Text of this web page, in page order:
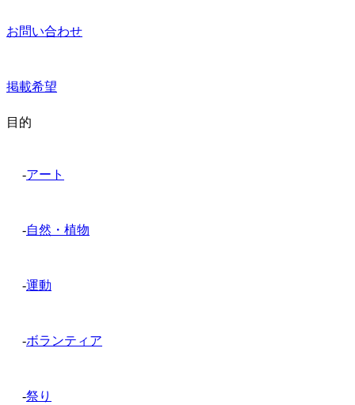
お問い合わせ
掲載希望
目的
-アート
-自然・植物
-運動
-ボランティア
-祭り